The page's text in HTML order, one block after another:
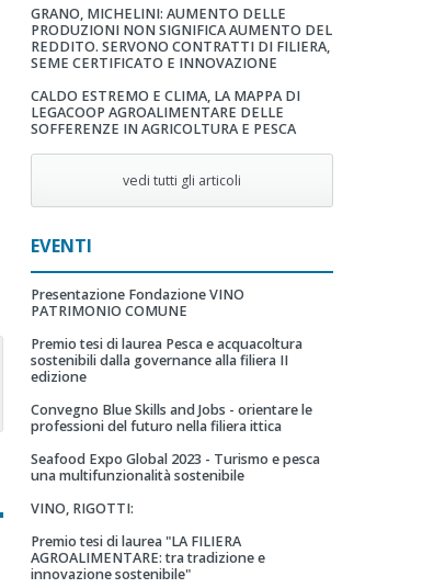
GRANO, MICHELINI: AUMENTO DELLE
PRODUZIONI NON SIGNIFICA AUMENTO DEL
REDDITO. SERVONO CONTRATTI DI FILIERA,
SEME CERTIFICATO E INNOVAZIONE
CALDO ESTREMO E CLIMA, LA MAPPA DI
LEGACOOP AGROALIMENTARE DELLE
SOFFERENZE IN AGRICOLTURA E PESCA
vedi tutti gli articoli
EVENTI
Presentazione Fondazione VINO
PATRIMONIO COMUNE
Premio tesi di laurea Pesca e acquacoltura
sostenibili dalla governance alla filiera II
edizione
Convegno Blue Skills and Jobs - orientare le
professioni del futuro nella filiera ittica
Seafood Expo Global 2023 - Turismo e pesca
una multifunzionalità sostenibile
VINO, RIGOTTI:
Premio tesi di laurea "LA FILIERA
AGROALIMENTARE: tra tradizione e
innovazione sostenibile"